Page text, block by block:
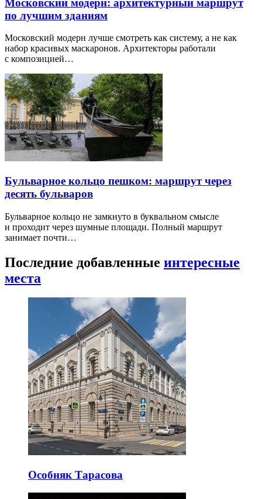
по лучшим зданиям
Московский модерн лучше смотреть как систему, а не как
набор красивых маскаронов. Архитекторы работали
с композицией…
Бульварное кольцо пешком: маршрут через
десять бульваров
Бульварное кольцо не замкнуто в буквальном смысле
и проходит через шумные площади. Полный маршрут
занимает почти…
Последние добавленные интересные
места
Особняк Тарасова